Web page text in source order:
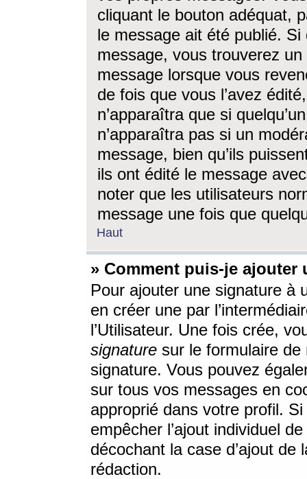
cliquant le bouton adéquat,
le message ait été publié. Si
message, vous trouverez
message lorsque vous
de fois que vous l’avez
n’apparaîtra que si
n’apparaîtra pas si un
message, bien qu’ils
ils ont édité le message
noter que les utilisateurs
message une fois que
Haut
» Comment puis-je ajouter
Pour ajouter une signature à
en créer une par
l’Utilisateur. Une fois crée,
signature sur le formulaire de
signature. Vous pouvez
sur tous vos messages en
approprié dans votre profil.
empêcher l’ajout individuel
décochant la case d’ajout
rédaction.